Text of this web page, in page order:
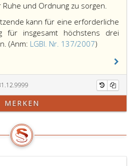
und Ordnung zu sorgen.
kann für eine erforderliche
für insgesamt höchstens drei
(Anm: LGBl. Nr. 137/2007)
MERKEN